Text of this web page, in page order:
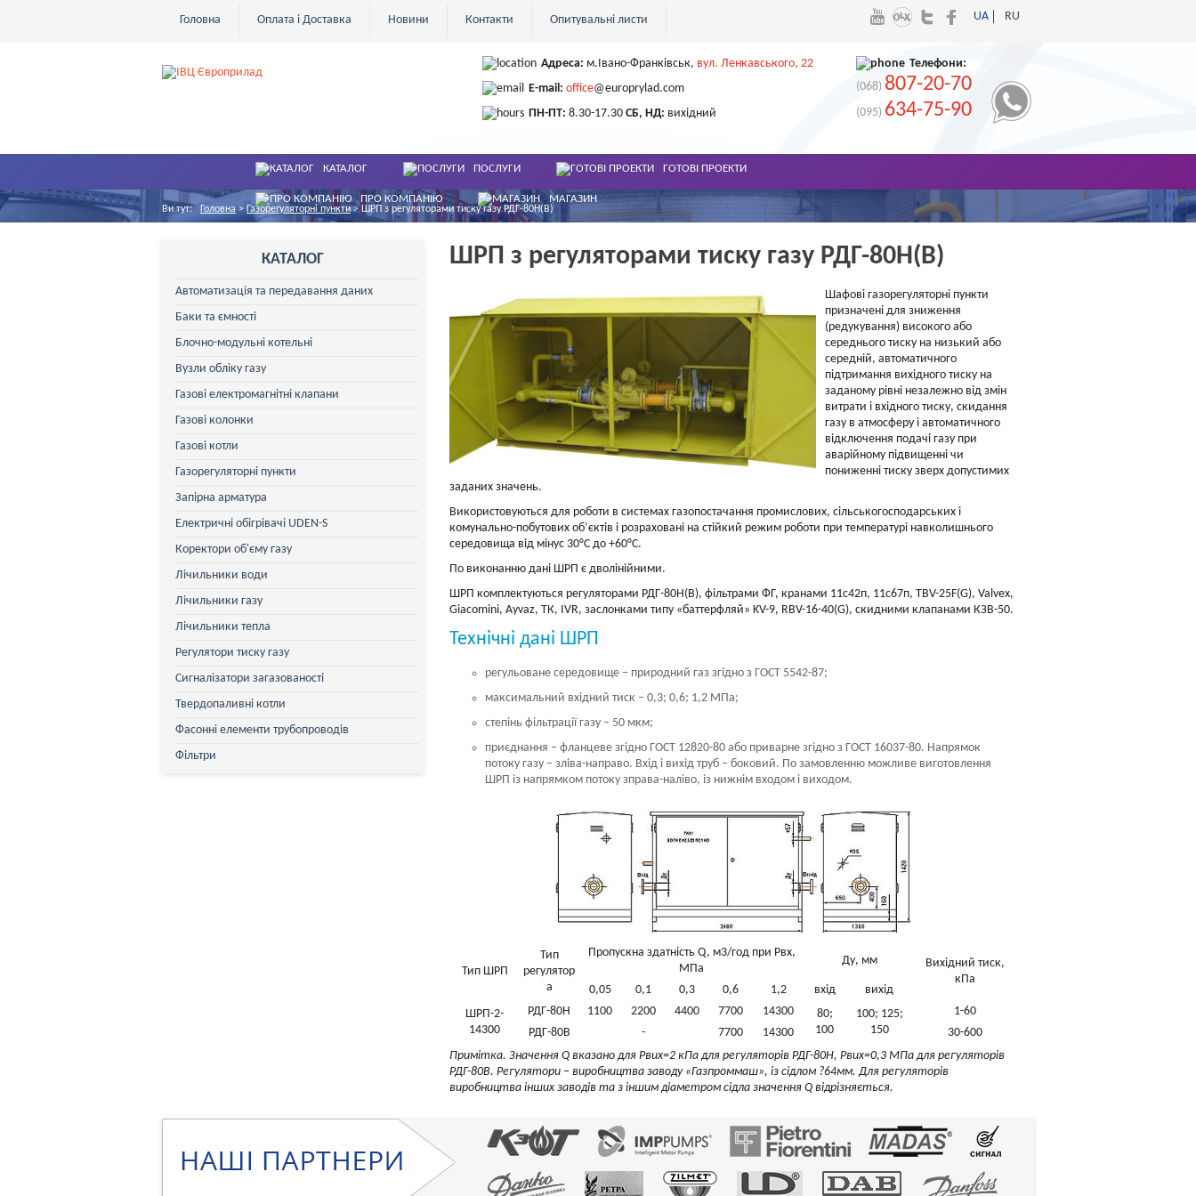
Головна Оплата і Доставка Новини Контакти Опитувальні листи UA RU
Адреса: м.Івано-Франківськ, вул. Ленкавського, 22
E-mail: office@europrylad.com
ПН-ПТ: 8.30-17.30 СБ, НД: вихідний
Телефони:
(068) 807-20-70
(095) 634-75-90
КАТАЛОГ ПОСЛУГИ ГОТОВІ ПРОЕКТИ
ПРО КОМПАНІЮ МАГАЗИН
Ви тут: Головна > Газорегуляторні пункти > ШРП з регуляторами тиску газу РДГ-80Н(В)
КАТАЛОГ
Автоматизація та передавання даних
Баки та ємності
Блочно-модульні котельні
Вузли обліку газу
Газові електромагнітні клапани
Газові колонки
Газові котли
Газорегуляторні пункти
Запірна арматура
Електричні обігрівачі UDEN-S
Коректори об'єму газу
Лічильники води
Лічильники газу
Лічильники тепла
Регулятори тиску газу
Сигналізатори загазованості
Твердопаливні котли
Фасонні елементи трубопроводів
Фільтри
ШРП з регуляторами тиску газу РДГ-80Н(В)
Шафові газорегуляторні пункти
призначені для зниження
(редукування) високого або
середнього тиску на низький або
середній, автоматичного
підтримання вихідного тиску на
заданому рівні незалежно від змін
витрати і вхідного тиску, скидання
газу в атмосферу і автоматичного
відключення подачі газу при
аварійному підвищенні чи
пониженні тиску зверх допустимих
заданих значень.
Використовуються для роботи в системах газопостачання промислових, сільськогосподарських і
комунально-побутових об’єктів і розраховані на стійкий режим роботи при температурі навколишнього
середовища від мінус 30°С до +60°С.
По виконанню дані ШРП є дволінійними.
ШРП комплектуються регуляторами РДГ-80Н(В), фільтрами ФГ, кранами 11с42п, 11с67п, TBV-25F(G), Valvex,
Giacomini, Ayvaz, ТК, IVR, заслонками типу «баттерфляй» KV-9, RBV-16-40(G), скидними клапанами КЗВ-50.
Технічні дані ШРП
регульоване середовище – природний газ згідно з ГОСТ 5542-87;
максимальний вхідний тиск – 0,3; 0,6; 1,2 МПа;
степінь фільтрації газу – 50 мкм;
приєднання – фланцеве згідно ГОСТ 12820-80 або приварне згідно з ГОСТ 16037-80. Напрямок
потоку газу – зліва-направо. Вхід і вихід труб – боковий. По замовленню можливе виготовлення
ШРП із напрямком потоку зправа-наліво, із нижнім входом і виходом.
Тип ШРП
Тип
регулятор
а
Пропускна здатність Q, м3/год при Рвх,
МПа
Ду, мм
Вихідний тиск,
кПа
0,05
0,1 0,3 0,6 1,2 вхід
вихід
ШРП-2-
14300
РДГ-80Н 1100 2200 4400 7700 14300
80;
100
100; 125;
150
1-60
РДГ-80В
- 7700 14300
30-600
Примітка. Значення Q вказано для Рвих=2 кПа для регуляторів РДГ-80Н, Рвих=0,3 МПа для регуляторів
РДГ-80В. Регулятори – виробництва заводу «Газпроммаш», із сідлом ?64мм. Для регуляторів
виробництва інших заводів та з іншим діаметром сідла значення Q відрізняється.